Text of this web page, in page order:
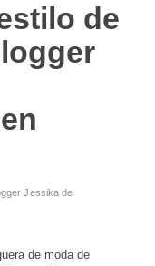
de
Jessika de
de moda de